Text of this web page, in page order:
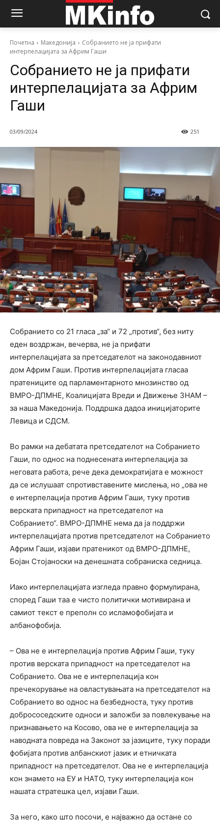
Почетна Македонија
Собранието не ја прифати
интерпелацијата за Африм Гаши
Собранието не ја прифати
интерпелацијата за Африм
Гаши
03/09/2024 251
Собранието со 21 гласа „за“ и 72 „против“, без ниту
еден воздржан, вечерва, не ја прифати
интерпелацијата за претседателот на законодавниот
дом Африм Гаши. Против интерпелацијата гласаа
пратениците од парламентарното мнозинство од
ВМРО-ДПМНЕ, Коалицијата Вреди и Движење ЗНАМ –
за наша Македонија. Поддршка дадоа иницијаторите
Левица и СДСМ.
Во рамки на дебатата претседателот на Собранието
Гаши, по однос на поднесената интерпелација за
неговата работа, рече дека демократијата е можност
да се ислушаат спротивставените мислења, но „ова не
е интерпелација против Африм Гаши, туку против
верската припадност на претседателот на
Собранието“. ВМРО-ДПМНЕ нема да ја поддржи
интерпелацијата против претседателот на Собранието
Африм Гаши, изјави пратеникот од ВМРО-ДПМНЕ,
Бојан Стојаноски на денешната собраниска седница.
Иако интерпелацијата изгледа правно формулирана,
според Гаши таа е чисто политички мотивирана и
самиот текст е преполн со исламофобијата и
албанофобија.
– Ова не е интерпелација против Африм Гаши, туку
против верската припадност на претседателот на
Собранието. Ова не е интерпелација кон
пречекорување на овластувањата на претседателот на
Собранието во однос на безбедноста, туку против
добрососедските односи и заложби за повлекување на
признавањето на Косово, ова не е интерпелација за
наводната повреда на Законот за јазиците, туку поради
фобијата против албанскиот јазик и етничката
припадност на претседателот. Ова не е интерпелација
кон знамето на ЕУ и НАТО, туку интерпелација кон
нашата стратешка цел, изјави Гаши.
За него, како што посочи, е најважно да остане со